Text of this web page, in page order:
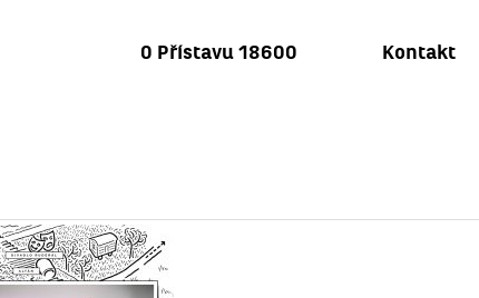
O Přístavu 18600 Kontakt